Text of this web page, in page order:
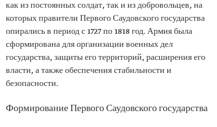
как из постоянных солдат, так и из добровольцев, на
которых правители Первого Саудовского государства
опирались в период с 1727 по 1818 год. Армия была
сформирована для организации военных дел
государства, защиты его территорий, расширения его
власти, а также обеспечения стабильности и
безопасности.
Формирование Первого Саудовского государства